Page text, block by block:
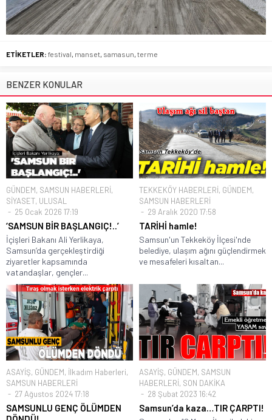
ETİKETLER: festival manset samasun terme
BENZER KONULAR
GÜNDEM, SAMSUN HABERLERİ,
SİYASET, ULUSAL
25 Ocak 2026 17:19
‘SAMSUN BİR BAŞLANGIÇ!..’
İçişleri Bakanı Ali Yerlikaya,
Samsun’da gerçekleştirdiği
ziyaretler kapsamında
vatandaşlar, gençler...
TEKKEKÖY HABERLERİ, GÜNDEM,
SAMSUN HABERLERİ
29 Aralık 2020 17:58
TARİHİ hamle!
Samsun'un Tekkeköy İlçesi'nde
belediye, ulaşım ağını güçlendirmek
ve mesafeleri kısaltan...
ASAYİŞ, GÜNDEM, İlkadım Haberleri,
SAMSUN HABERLERİ
27 Ağustos 2024 17:18
SAMSUNLU GENÇ ÖLÜMDEN
ASAYİŞ, GÜNDEM, SAMSUN
HABERLERİ, SON DAKİKA
28 Şubat 2023 16:42
Samsun’da kaza…TIR ÇARPTI!